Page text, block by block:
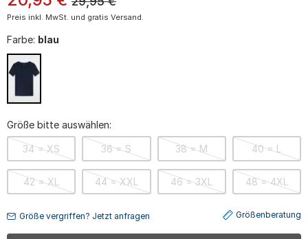
Preis inkl. MwSt. und gratis Versand.
Farbe: blau
Größe bitte auswählen:
34 = XS 36 = S 38 = M 40 = L
42 = XL 44 = XXL 46 = 3XL 48 = 4XL
Größe vergriffen? Jetzt anfragen Größenberatung